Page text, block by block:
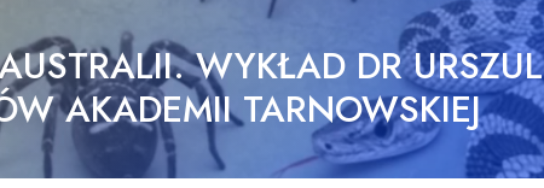
WYKŁAD DR
AKADEMII TARNOWSKIEJ